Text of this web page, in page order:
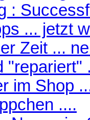
:
... jetzt
Zeit ...
"repariert"
im Shop
....